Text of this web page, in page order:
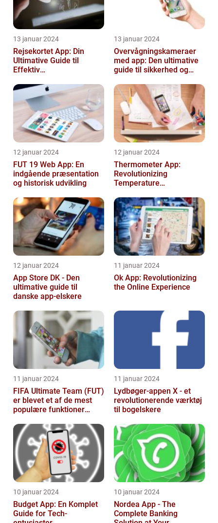
13 januar 2024
Rejsekortet App: Din
Ultimative Guide til
Effektiv
13 januar 2024
Overvågningskameraer
med app: Den ultimative
guide til sikkerhed og
12 januar 2024
FUT 19 Web App: En
indgående præsentation
og historisk udvikling
12 januar 2024
Thermometer App:
Revolutionizing
Temperature
12 januar 2024
App Store DK - Den
ultimative guide til
danske app-elskere
11 januar 2024
Ok App: Revolutionizing
the Online Experience
11 januar 2024
FIFA Ultimate Team (FUT)
er blevet et af de mest
populære funktioner
franchisen, og d...
11 januar 2024
Lydbøger-appen X - et
revolutionerende værktøj
til bogelskere
10 januar 2024
Budget App: En Komplet
Guide for Tech-
10 januar 2024
Nordea App - The
Complete Banking